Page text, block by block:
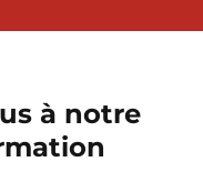
à notre